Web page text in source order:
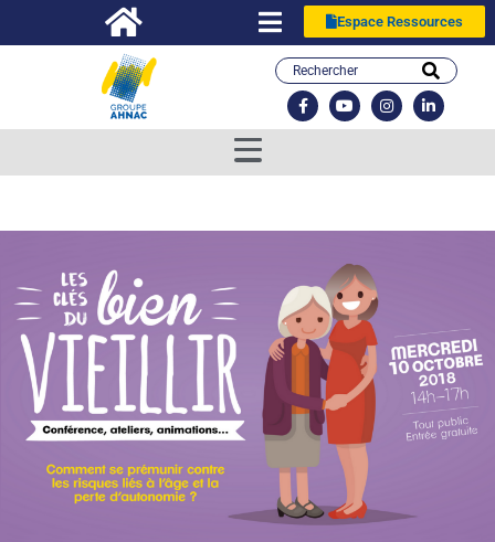
Espace Ressources